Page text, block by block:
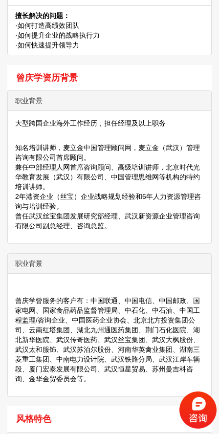
擅长解决的问题：
·如何打造高绩效团队
·如何提升企业的战略执行力
·如何快速提升领导力
曾庆学资历背景
职业背景
大型跨国企业海外工作经历，担任经理及以上职务
知名培训讲师，麦立金中国管理顾问网，麦立金（武汉）管理
咨询有限公司首席顾问。
兼任中部经理人网首席咨询顾问、高级培训讲师，北京时代光
华教育发展（武汉）有限公司、中国管理思维网等机构的特约
培训讲师。
2年港资企业（丝宝）企业战略规划经验和6年人力资源管理咨
询与培训经验。
曾任武汉丝宝集团发展研究部经理、武汉新资源企业管理咨询
有限公司副总经理、咨询总监。
职业背景
曾庆学曾服务的客户有：中国联通、中国电信、中国邮政、国
家电网、国家食品药品监督管理局、中石化、中石油、中国工
程监理/咨询企业、中国医药企业协会、北京北方投资集团公
司、云南红塔集团、湖北九州通医药集团、荆门石化医院、湖
北新华医院、武汉传奇医药、武汉丝宝集团、武汉大枫股份、
武汉太和服饰、武汉苏泊尔股份、河南华英禽业集团、湖南三
菱重工集团、中南电力设计院、武汉铁路分局、武汉江岸车辆
段、厦门宏泰发展有限公司、武汉恒星贸易、苏州曼吉科咨
询、金华金贸委员会等。
风格特色